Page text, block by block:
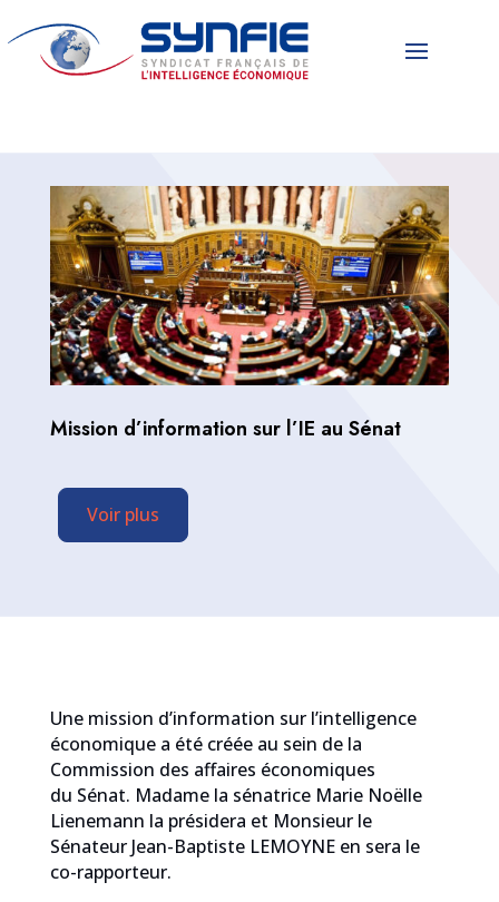
Mission d’information sur l’IE au Sénat
Voir plus
Une mission d’information sur l’intelligence
économique a été créée au sein de la
Commission des affaires économiques
du Sénat. Madame la sénatrice Marie Noëlle
Lienemann la présidera et Monsieur le
Sénateur Jean-Baptiste LEMOYNE en sera le
co-rapporteur.